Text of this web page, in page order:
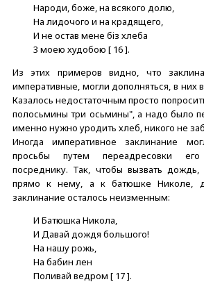
Народи, боже, на всякого долю,
На лидочого и на крадящего,
И не остав мене бiз хлеба
3 моею худобою [ 16 ].
Из этих примеров видно, что
императивные, могли дополняться, в них
Казалось недостаточным просто
полосьмины три осьмины", а надо было
именно нужно уродить хлеб, никого не
Иногда императивное заклинание
просьбы путем переадресовки
посреднику. Так, чтобы вызвать
прямо к нему, а к батюшке Николе,
заклинание осталось неизменным:
И Батюшка Никола,
И Давай дождя большого!
На нашу рожь,
На бабин лен
Поливай ведром [ 17 ].